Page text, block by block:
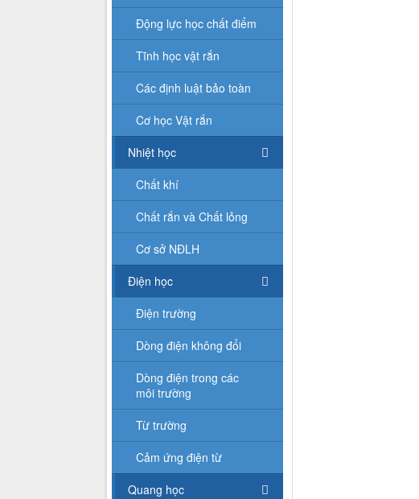
Động lực học chất điểm
Tĩnh học vật rắn
Các định luật bảo toàn
Cơ học Vật rắn
Nhiệt học
Chất khí
Chất rắn và Chất lỏng
Cơ sở NĐLH
Điện học
Điện trường
Dòng điện không đổi
Dòng điện trong các
môi trường
Từ trường
Cảm ứng điện từ
Quang học